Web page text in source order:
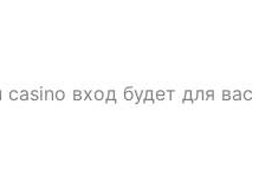
вход будет для вас